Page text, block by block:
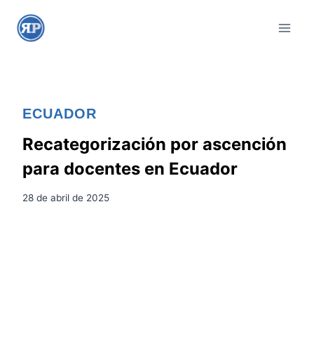
ECUADOR
Recategorización por ascención
para docentes en Ecuador
28 de abril de 2025